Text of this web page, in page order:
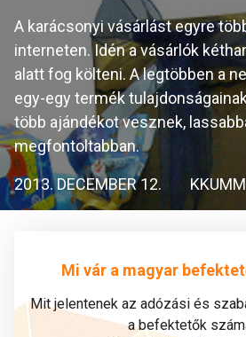
A karácsonyi vásárlást egyre
interneten. Idén a vásárlók
alatt fog költeni. A legtöbben a
egy-egy termék
több ajándékot vesznek,
megfontoltabban.
2013. DECEMBER 12.
Mi vár a magyar
Mit jelentenek az adózási és
a befektetők